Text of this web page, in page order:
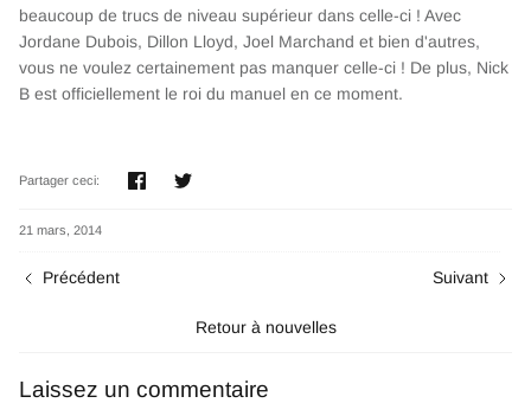
beaucoup de trucs de niveau supérieur dans celle-ci ! Avec
Jordane Dubois, Dillon Lloyd, Joel Marchand et bien d'autres,
vous ne voulez certainement pas manquer celle-ci ! De plus, Nick
B est officiellement le roi du manuel en ce moment.
Partager ceci: PartagerTweeter
21 mars, 2014
Précédent
Retour à nouvelles
Suivant
Laissez un commentaire